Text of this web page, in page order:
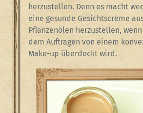
herzustellen. Denn es macht
eine gesunde Gesichtscreme
Pflanzenölen herzustellen,
dem Auftragen von einem
Make-up überdeckt wird.